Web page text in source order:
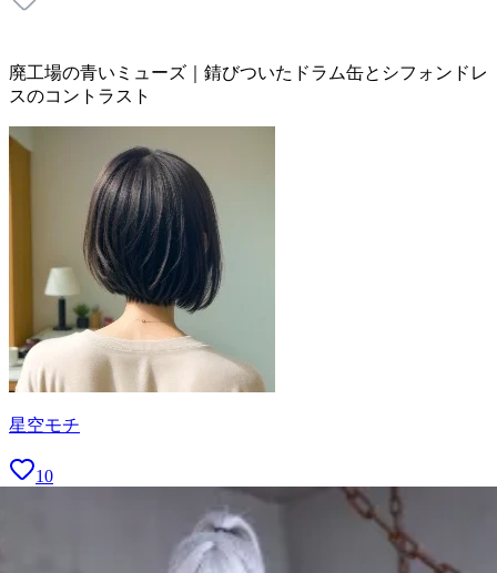
廃工場の青いミューズ｜錆びついたドラム缶とシフォンドレ
スのコントラスト
星空モチ
10